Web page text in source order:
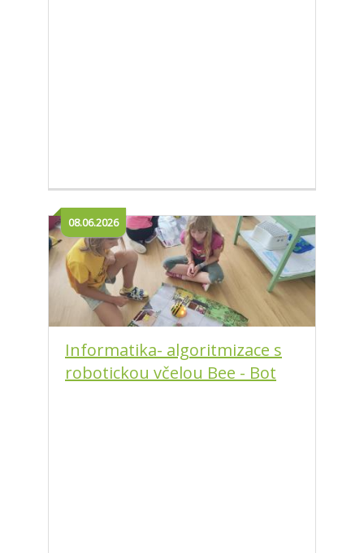
Informatika- algoritmizace s
robotickou včelou Bee - Bot
08.06.2026